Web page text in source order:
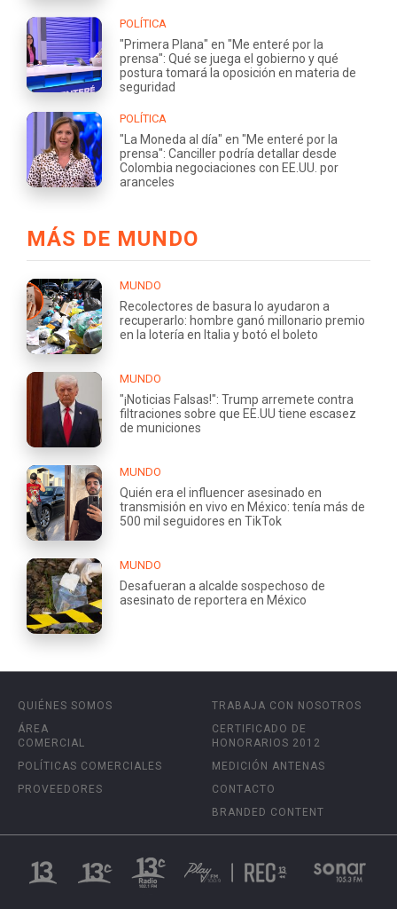
POLÍTICA
"Primera Plana" en "Me enteré por la
prensa": Qué se juega el gobierno y qué
postura tomará la oposición en materia de
seguridad
POLÍTICA
"La Moneda al día" en "Me enteré por la
prensa": Canciller podría detallar desde
Colombia negociaciones con EE.UU. por
aranceles
MÁS DE MUNDO
MUNDO
Recolectores de basura lo ayudaron a
recuperarlo: hombre ganó millonario premio
en la lotería en Italia y botó el boleto
MUNDO
"¡Noticias Falsas!": Trump arremete contra
filtraciones sobre que EE.UU tiene escasez
de municiones
MUNDO
Quién era el influencer asesinado en
transmisión en vivo en México: tenía más de
500 mil seguidores en TikTok
MUNDO
Desafueran a alcalde sospechoso de
asesinato de reportera en México
QUIÉNES SOMOS
ÁREA
COMERCIAL
POLÍTICAS COMERCIALES
PROVEEDORES
TRABAJA CON NOSOTROS
CERTIFICADO DE
HONORARIOS 2012
MEDICIÓN ANTENAS
CONTACTO
BRANDED CONTENT